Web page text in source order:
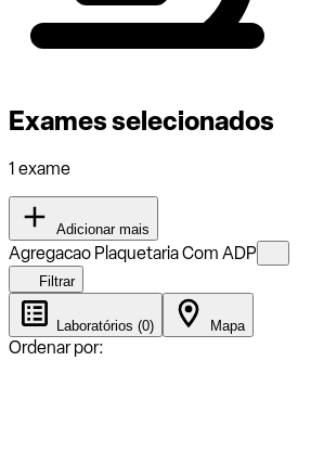
Exames selecionados
1 exame
Adicionar mais
Agregacao Plaquetaria Com ADP
Filtrar
Laboratórios (0) Mapa
Ordenar por: